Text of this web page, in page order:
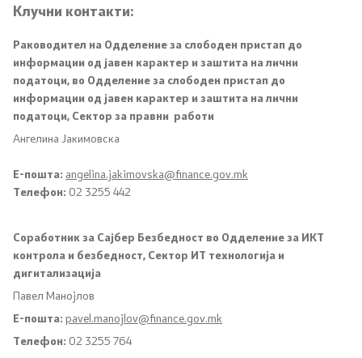
Области
Јавни финансии
Економска политика и развој
Даноци и царини
Централна хармонизација на системот на
внатрешна финансиска контрола во јавниот
сектор
Стратешко планирање
Клучни контакти:
Раководител на Одделение за слободен пристап до
информации од јавен карактер и заштита на лични
податоци, во Одделение за слободен пристап до
информации од јавен карактер и заштита на лични
податоци, Сектор за правни работи
Ангелина Јакимовска
Е-пошта: angelina.jakimovska@finance.gov.mk
Телефон: 02 3255 442
Соработник за Сајбер Безбедност во Одделение за ИКТ
контрола и безбедност, Сектор ИТ технологија и
дигитализација
Павел Манојлов
Е-пошта: pavel.manojlov@finance.gov.mk
Телефон: 02 3255 764